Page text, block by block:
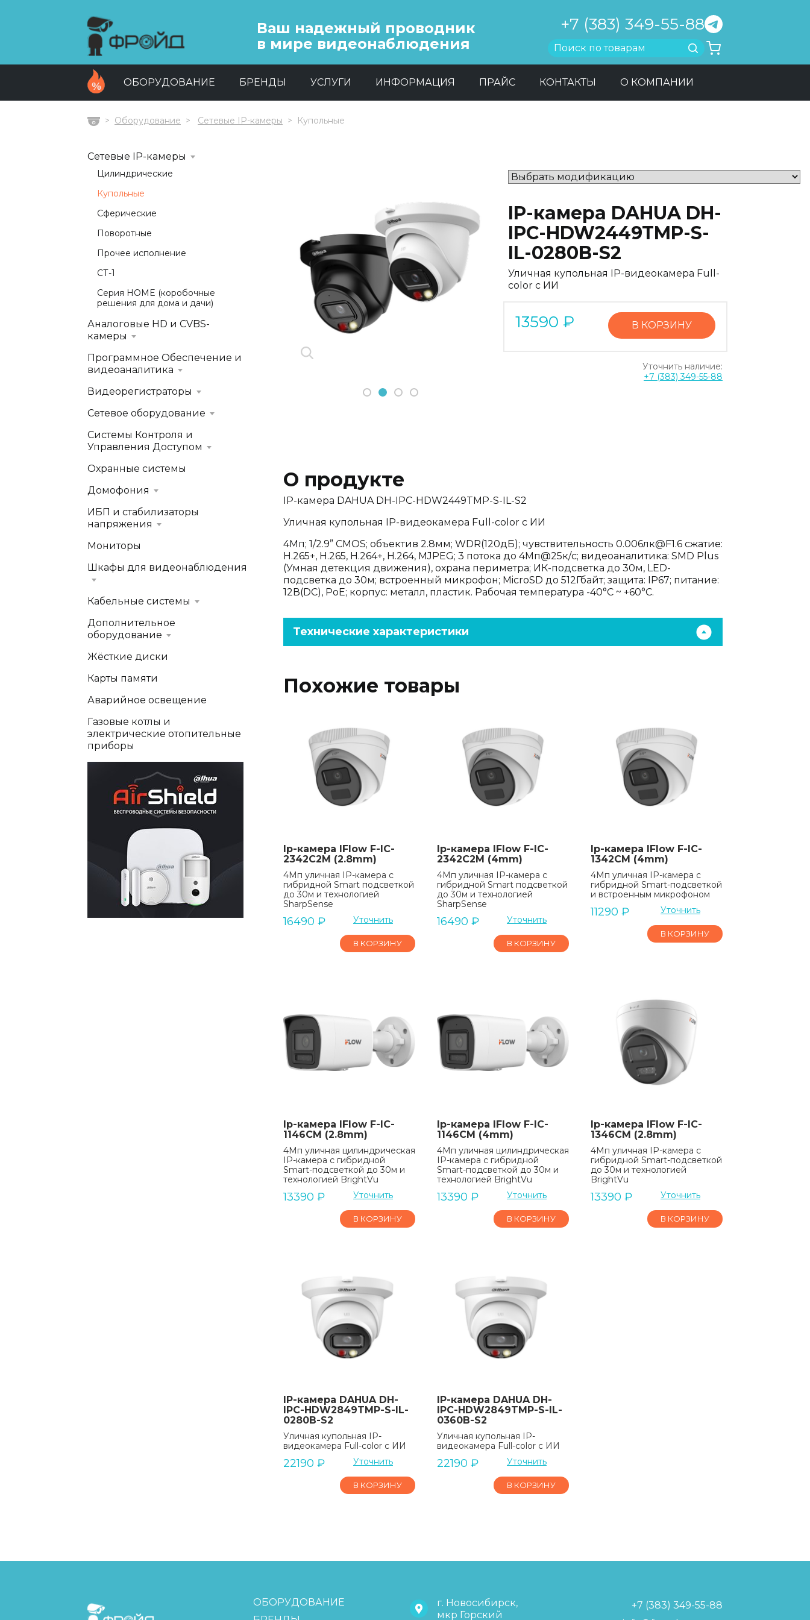
Ваш надежный проводник
в мире видеонаблюдения
+7 (383) 349-55-88
Найти
ОБОРУДОВАНИЕ БРЕНДЫ УСЛУГИ ИНФОРМАЦИЯ ПРАЙС КОНТАКТЫ О КОМПАНИИ
ГлавнаяОборудование Сетевые IP-камеры Купольные
Previous Next
1 2 3 4
IP-камера DAHUA DH-
IPC-HDW2449TMP-S-
IL-0280B-S2
Уличная купольная IP-видеокамера Full-
color с ИИ
13590 ₽ В КОРЗИНУ
Уточнить наличие:
+7 (383) 349-55-88
О продукте
IP-камера DAHUA DH-IPC-HDW2449TMP-S-IL-S2
Уличная купольная IP-видеокамера Full-color с ИИ
4Мп; 1/2.9” CMOS; объектив 2.8мм; WDR(120дБ); чувствительность 0.006лк@F1.6 сжатие:
H.265+, H.265, H.264+, H.264, MJPEG; 3 потока до 4Мп@25к/с; видеоаналитика: SMD Plus
(Умная детекция движения), охрана периметра; ИК-подсветка до 30м, LED-
подсветка до 30м; встроенный микрофон; MicroSD до 512Гбайт; защита: IP67; питание:
12В(DC), PoE; корпус: металл, пластик. Рабочая температура -40°C ~ +60°C.
Технические характеристики
Похожие товары
Ip-камера IFlow F-IC-
2342C2M (2.8mm)
4Мп уличная IP-камера с
гибридной Smart подсветкой
до 30м и технологией
SharpSense
16490 ₽ Уточнить
В КОРЗИНУ
Ip-камера IFlow F-IC-
2342C2M (4mm)
4Мп уличная IP-камера с
гибридной Smart подсветкой
до 30м и технологией
SharpSense
16490 ₽ Уточнить
В КОРЗИНУ
Ip-камера IFlow F-IC-
1342CM (4mm)
4Мп уличная IP-камера с
гибридной Smart-подсветкой
и встроенным микрофоном
11290 ₽ Уточнить
В КОРЗИНУ
Ip-камера IFlow F-IC-
1146CM (2.8mm)
4Мп уличная цилиндрическая
IP-камера с гибридной
Smart-подсветкой до 30м и
технологией BrightVu
13390 ₽ Уточнить
В КОРЗИНУ
Ip-камера IFlow F-IC-
1146CM (4mm)
4Мп уличная цилиндрическая
IP-камера с гибридной
Smart-подсветкой до 30м и
технологией BrightVu
13390 ₽ Уточнить
В КОРЗИНУ
Ip-камера IFlow F-IC-
1346CM (2.8mm)
4Мп уличная IP-камера с
гибридной Smart-подсветкой
до 30м и технологией
BrightVu
13390 ₽ Уточнить
В КОРЗИНУ
IP-камера DAHUA DH-
IPC-HDW2849TMP-S-IL-
0280B-S2
Уличная купольная IP-
видеокамера Full-color с ИИ
22190 ₽ Уточнить
В КОРЗИНУ
IP-камера DAHUA DH-
IPC-HDW2849TMP-S-IL-
0360B-S2
Уличная купольная IP-
видеокамера Full-color с ИИ
22190 ₽ Уточнить
В КОРЗИНУ
Сетевые IP-камеры
Цилиндрические
Купольные
Сферические
Поворотные
Прочее исполнение
СТ-1
Серия HOME (коробочные
решения для дома и дачи)
Аналоговые HD и CVBS-
камеры
Программное Обеспечение и
видеоаналитика
Видеорегистраторы
Сетевое оборудование
Системы Контроля и
Управления Доступом
Охранные системы
Домофония
ИБП и стабилизаторы
напряжения
Мониторы
Шкафы для видеонаблюдения
Кабельные системы
Дополнительное
оборудование
Жёсткие диски
Карты памяти
Аварийное освещение
Газовые котлы и
электрические отопительные
приборы
FreudGroup
ОБОРУДОВАНИЕ
г. Новосибирск,
мкр Горский
+7 (383) 349-55-88